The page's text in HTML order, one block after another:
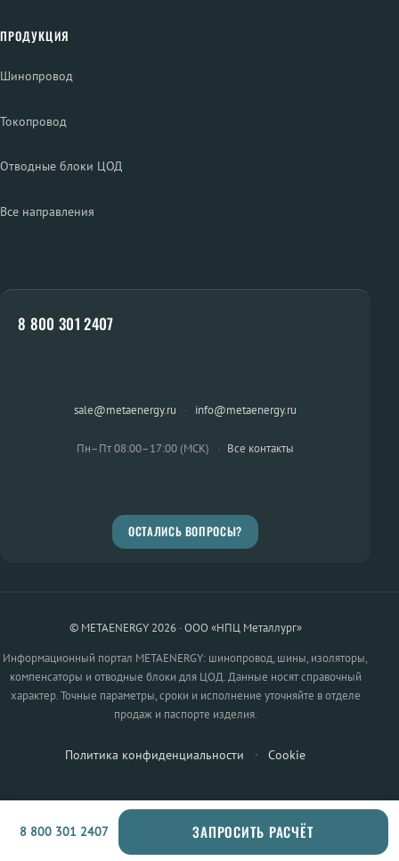
ПРОДУКЦИЯ
Шинопровод
Токопровод
Отводные блоки ЦОД
Все направления
8 800 301 2407
sale@metaenergy.ru · info@metaenergy.ru
Пн–Пт 08:00–17:00 (МСК) · Все контакты
ОСТАЛИСЬ ВОПРОСЫ?
© METAENERGY 2026 · ООО «НПЦ Металлург»
Информационный портал METAENERGY: шинопровод, шины, изоляторы,
компенсаторы и отводные блоки для ЦОД. Данные носят справочный
характер. Точные параметры, сроки и исполнение уточняйте в отделе
продаж и паспорте изделия.
Политика конфиденциальности · Cookie
8 800 301 2407 ЗАПРОСИТЬ РАСЧЁТ